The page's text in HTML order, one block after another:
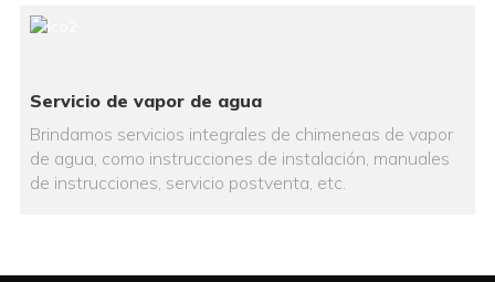
Servicio de vapor de agua
Brindamos servicios integrales de chimeneas de vapor
de agua, como instrucciones de instalación, manuales
de instrucciones, servicio postventa, etc.